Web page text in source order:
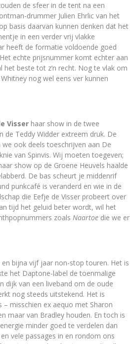
de sfeer in de tent na een
drummer Julien Ehrlic van het
basis daarvan kunnen denken dat het
in een verder vrij vlakke
heeft de formatie voldoende goed
echte prijsnummer komt echter aan
het beste tot z’n recht. Nog te vlak om
nog wel eens ver kunnen
Visser haar show in de twee
de Teddy Widder extreem druk. De
ook deels toeschrijven aan De
van Spinvis. Wij moeten toegeven;
show op de Groene Heuvels haalde
De bas scheurt je middenrif
punkcafé is veranderd en wie in de
die Eefje de Visser probeert over
tijd het geluid beter wordt, wil het
zoals Naartoe die we er
bijna vijf jaar non-stop touren. Het is
het Daptone-label de toenmalige
dijk van een liveband om de oude
nog steeds uitstekend. Het is
misschien ex aequo met Sharon
maar van Bradley houden. En toch is
minder goed te verdelen dan
vele passages in en rondom ons